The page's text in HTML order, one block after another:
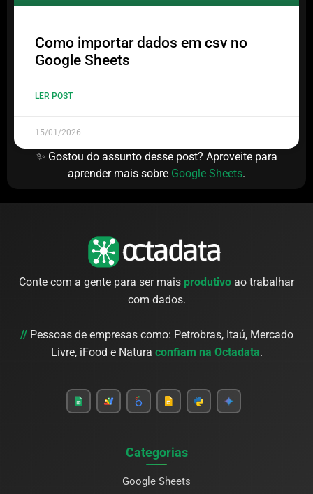
Como importar dados em csv no
Google Sheets
LER POST
15/01/2026
✨ Gostou do assunto desse post? Aproveite para
aprender mais sobre Google Sheets.
Conte com a gente para ser mais produtivo ao trabalhar
com dados.
//Pessoas de empresas como: Petrobras, Itaú, Mercado
Livre, iFood e Natura confiam na Octadata.
Categorias
Google Sheets